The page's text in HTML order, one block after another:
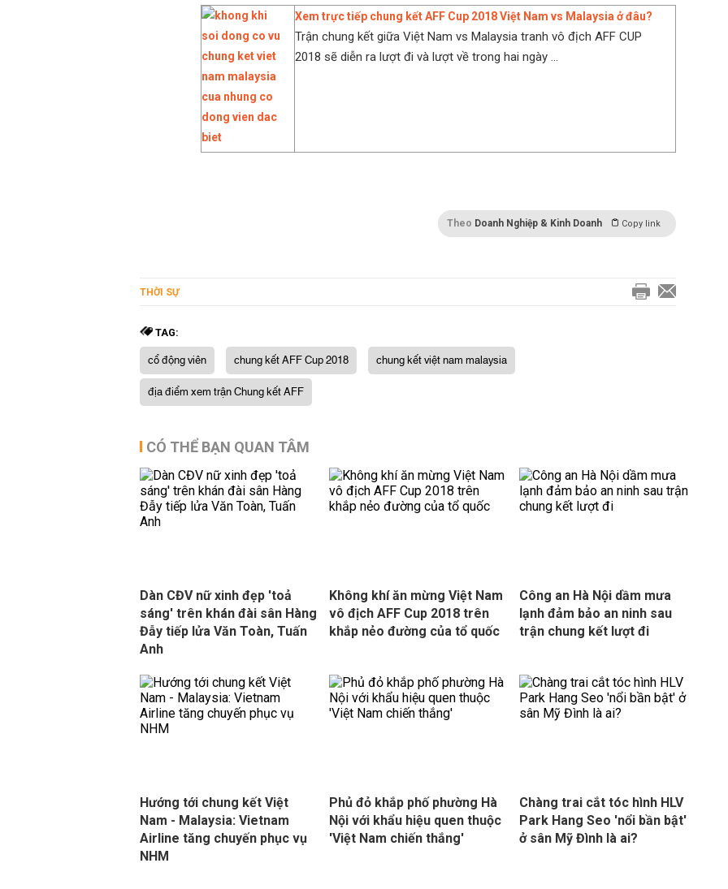
Xem trực tiếp chung kết AFF Cup 2018 Việt Nam vs Malaysia ở đâu?
Trận chung kết giữa Việt Nam vs Malaysia tranh vô địch AFF CUP
2018 sẽ diễn ra lượt đi và lượt về trong hai ngày ...
Theo Doanh Nghiệp & Kinh Doanh Copy link
THỜI SỰ
TAG:
cổ động viên chung kết AFF Cup 2018
chung kết việt nam malaysia
địa điểm xem trận Chung kết AFF
CÓ THỂ BẠN QUAN TÂM
Dàn CĐV nữ xinh đẹp 'toả
sáng' trên khán đài sân Hàng
Đẫy tiếp lửa Văn Toàn, Tuấn
Anh
Không khí ăn mừng Việt Nam
vô địch AFF Cup 2018 trên
khắp nẻo đường của tổ quốc
Công an Hà Nội dầm mưa
lạnh đảm bảo an ninh sau
trận chung kết lượt đi
Hướng tới chung kết Việt
Nam - Malaysia: Vietnam
Airline tăng chuyến phục vụ
NHM
Phủ đỏ khắp phố phường Hà
Nội với khẩu hiệu quen thuộc
'Việt Nam chiến thắng'
Chàng trai cắt tóc hình HLV
Park Hang Seo 'nổi bần bật'
ở sân Mỹ Đình là ai?